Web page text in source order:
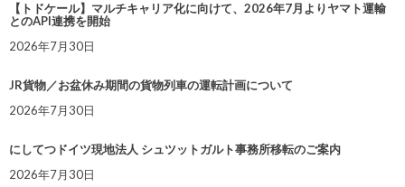
【トドケール】マルチキャリア化に向けて、2026年7月よりヤマト運輸
とのAPI連携を開始
2026年7月30日
JR貨物／お盆休み期間の貨物列車の運転計画について
2026年7月30日
にしてつドイツ現地法人 シュツットガルト事務所移転のご案内
2026年7月30日